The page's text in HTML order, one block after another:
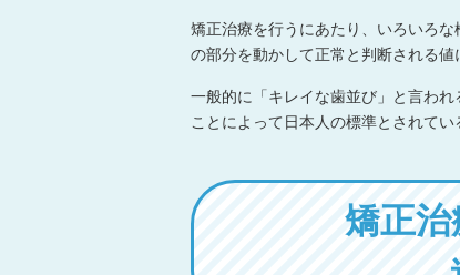
矯正治療を行うにあたり、いろいろ
の部分を動かして正常と判断される
一般的に「キレイな歯並び」と言わ
ことによって日本人の標準とされて
矯正